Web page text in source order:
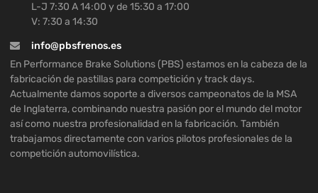
L-J 7:30 A 14:00 y de 15:30 a 17:00
V: 7:30 a 14:30
info@pbsfrenos.es
En Performance Brake Solutions (PBS) estamos en la cabeza de la
fabricación de pastillas para competición y track days.
Actualmente damos soporte a diversos campeonatos de la MSA
de Inglaterra, combinando nuestra pasión por el mundo del motor
así como nuestra profesionalidad en la fabricación. También
trabajamos directamente con varios pilotos profesionales de la
competición automovilística.